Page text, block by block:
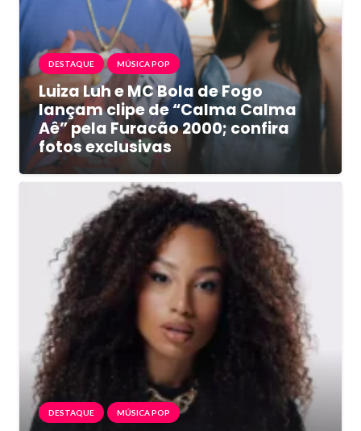
DESTAQUE MÚSICA POP
Luiza Luh e MC Bola de Fogo
lançam clipe de “Calma Calma
Aê” pela Furacão 2000; confira
fotos exclusivas
DESTAQUE MÚSICA POP